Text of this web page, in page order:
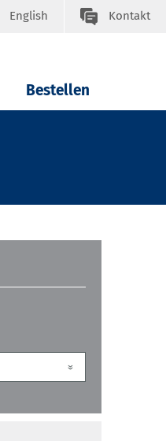
English Kontakt
Bestellen